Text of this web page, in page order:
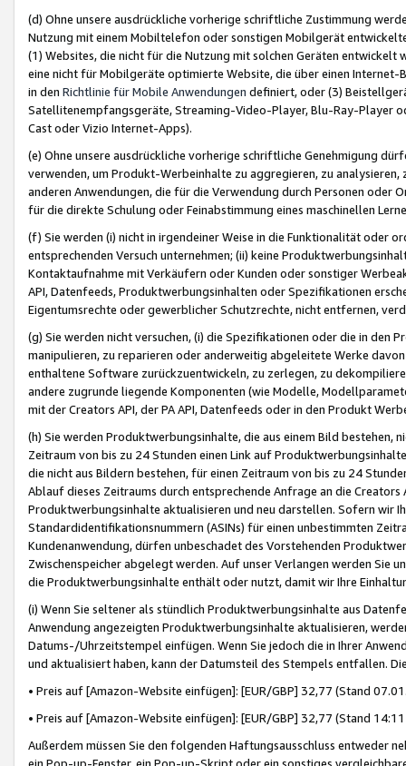
(d) Ohne unsere ausdrückliche vorherige schriftliche Zustimmung
Nutzung mit einem Mobiltelefon oder sonstigen Mobilgerät
(1) Websites, die nicht für die Nutzung mit solchen Geräten
eine nicht für Mobilgeräte optimierte Website, die über einen
in den Richtlinie für Mobile Anwendungen definiert, oder (3)
Satellitenempfangsgeräte, Streaming-Video-Player, Blu-Ray-Player
Cast oder Vizio Internet-Apps).
(e) Ohne unsere ausdrückliche vorherige schriftliche Genehmigung
verwenden, um Produkt-Werbeinhalte zu aggregieren, zu
anderen Anwendungen, die für die Verwendung durch Personen
für die direkte Schulung oder Feinabstimmung eines maschinellen
(f) Sie werden (i) nicht in irgendeiner Weise in die Funktionalität oder
entsprechenden Versuch unternehmen; (ii) keine
Kontaktaufnahme mit Verkäufern oder Kunden oder sonstiger
API, Datenfeeds, Produktwerbungsinhalten oder Spezifikationen
Eigentumsrechte oder gewerblicher Schutzrechte, nicht entfernen,
(g) Sie werden nicht versuchen, (i) die Spezifikationen oder die in
manipulieren, zu reparieren oder anderweitig abgeleitete Werke
enthaltene Software zurückzuentwickeln, zu zerlegen, zu
andere zugrunde liegende Komponenten (wie Modelle,
mit der Creators API, der PA API, Datenfeeds oder in den Produkt
(h) Sie werden Produktwerbungsinhalte, die aus einem Bild bestehen,
Zeitraum von bis zu 24 Stunden einen Link auf
die nicht aus Bildern bestehen, für einen Zeitraum von bis zu 24
Ablauf dieses Zeitraums durch entsprechende Anfrage an die
Produktwerbungsinhalte aktualisieren und neu darstellen. Sofern wir
Standardidentifikationsnummern (ASINs) für einen unbestimmten
Kundenanwendung, dürfen unbeschadet des Vorstehenden
Zwischenspeicher abgelegt werden. Auf unser Verlangen werden Sie
die Produktwerbungsinhalte enthält oder nutzt, damit wir Ihre
(i) Wenn Sie seltener als stündlich Produktwerbungsinhalte aus
Anwendung angezeigten Produktwerbungsinhalte aktualisieren,
Datums-/Uhrzeitstempel einfügen. Wenn Sie jedoch die in Ihrer
und aktualisiert haben, kann der Datumsteil des Stempels entfallen.
• Preis auf [Amazon-Website einfügen]: [EUR/GBP] 32,77 (Stand
• Preis auf [Amazon-Website einfügen]: [EUR/GBP] 32,77 (Stand
Außerdem müssen Sie den folgenden Haftungsausschluss entweder
ein Pop-up-Fenster, ein Pop-up-Skript oder ein sonstiges